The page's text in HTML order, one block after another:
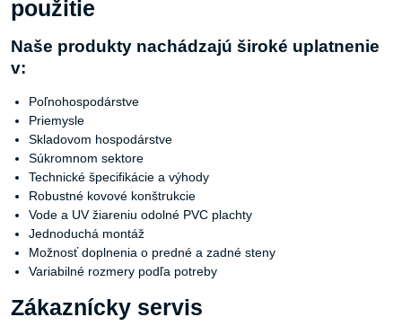
použitie
Naše produkty nachádzajú široké uplatnenie
v:
Poľnohospodárstve
Priemysle
Skladovom hospodárstve
Súkromnom sektore
Technické špecifikácie a výhody
Robustné kovové konštrukcie
Vode a UV žiareniu odolné PVC plachty
Jednoduchá montáž
Možnosť doplnenia o predné a zadné steny
Variabilné rozmery podľa potreby
Zákaznícky servis